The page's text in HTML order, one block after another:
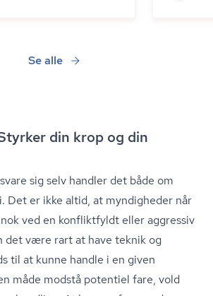
Se alle
din krop og din
sig selv handler det både om
Det er ikke altid, at myndigheder når
ved en konfliktfyldt eller aggressiv
det være rart at have teknik og
til at kunne handle i en given
måde modstå potentiel fare, vold